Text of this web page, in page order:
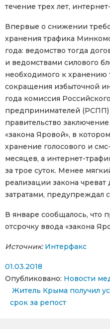
течение трех лет,
Впервые о снижении
хранения трафика
года: ведомство тогда
и ведомствами силового
необходимого к хранению
сокращения избыточной
года комиссия
предпринимателей (РСПП)
правительство
«закона Яровой», в
хранение голосового и
месяцев, а интернет-
за трое суток. Менее
реализации закона
затратами, предупреждал
В январе сообщалось, что
отсрочку ввода «закона
Источник: Интерфакс
01.03.2018
Опубликовано: Новости
Навигация по
Житель Крыма получил
срок за репост